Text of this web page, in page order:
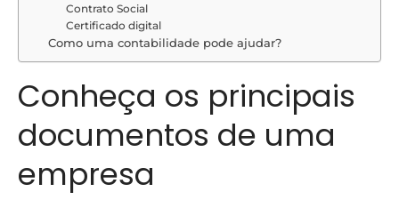
Contrato Social
Certificado digital
Como uma contabilidade pode ajudar?
Conheça os principais
documentos de uma
empresa